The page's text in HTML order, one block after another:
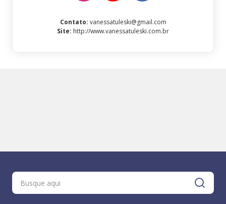
Contato: vanessatuleski@gmail.com
Site: http://www.vanessatuleski.com.br